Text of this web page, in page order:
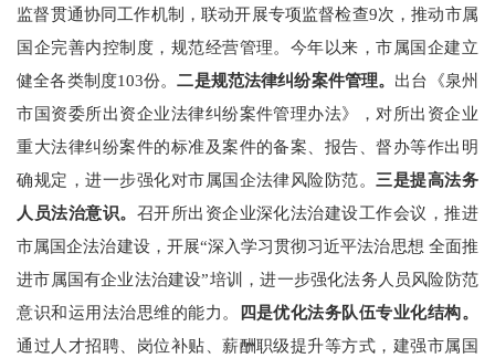
监督贯通协同工作机制，联动开展专项监督检查9次，推动市属
国企完善内控制度，规范经营管理。今年以来，市属国企建立
健全各类制度103份。二是规范法律纠纷案件管理。 出台《泉州
市国资委所出资企业法律纠纷案件管理办法》，对所出资企业
重大法律纠纷案件的标准及案件的备案、报告、督办等作出明
确规定，进一步强化对市属国企法律风险防范。 三是提高法务
人员法治意识。 召开所出资企业深化法治建设工作会议，推进
市属国企法治建设，开展“深入学习贯彻习近平法治思想 全面推
进市属国有企业法治建设”培训，进一步强化法务人员风险防范
意识和运用法治思维的能力。
四是优化法务队伍专业化结构。
通过人才招聘、岗位补贴、薪酬职级提升等方式，建强市属国